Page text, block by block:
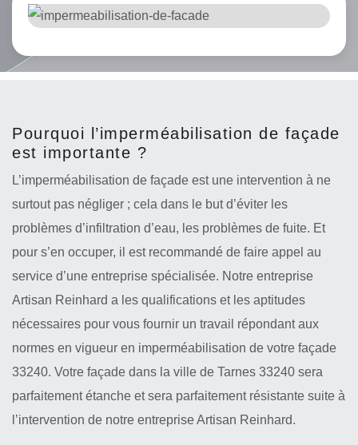
Pourquoi l’imperméabilisation de façade
est importante ?
L’imperméabilisation de façade est une intervention à ne
surtout pas négliger ; cela dans le but d’éviter les
problèmes d’infiltration d’eau, les problèmes de fuite. Et
pour s’en occuper, il est recommandé de faire appel au
service d’une entreprise spécialisée. Notre entreprise
Artisan Reinhard a les qualifications et les aptitudes
nécessaires pour vous fournir un travail répondant aux
normes en vigueur en imperméabilisation de votre façade
33240. Votre façade dans la ville de Tarnes 33240 sera
parfaitement étanche et sera parfaitement résistante suite à
l’intervention de notre entreprise Artisan Reinhard.